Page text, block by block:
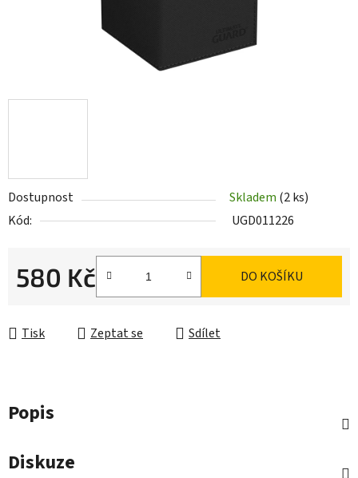
Dostupnost Skladem (2 ks)
Kód:
UGD011226
580 Kč DO KOŠÍKU
Tisk Zeptat se Sdílet
Popis
Diskuze